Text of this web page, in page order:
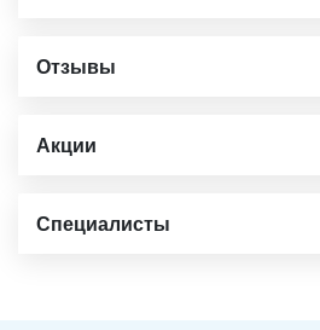
Отзывы
Акции
Специалисты